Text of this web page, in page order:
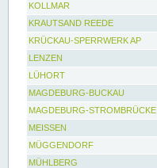
KOLLMAR
KRAUTSAND REEDE
KRÜCKAU-SPERRWERK AP
LENZEN
LÜHORT
MAGDEBURG-BUCKAU
MAGDEBURG-STROMBRÜCKE
MEISSEN
MÜGGENDORF
MÜHLBERG